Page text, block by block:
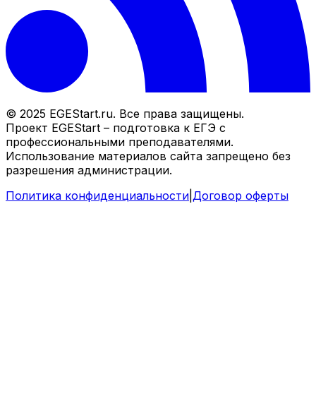
© 2025 EGEStart.ru. Все права защищены.
Проект EGEStart – подготовка к ЕГЭ с
профессиональными преподавателями.
Использование материалов сайта запрещено без
разрешения администрации.
Политика конфиденциальности Договор оферты